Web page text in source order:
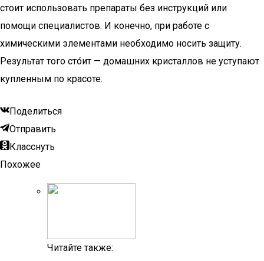
стоит использовать препараты без инструкций или
помощи специалистов. И конечно, при работе с
химическими элементами необходимо носить защиту.
Результат того сто́ит — домашних кристаллов не уступают
купленным по красоте.
Поделиться
Отправить
Класснуть
Похожее
Читайте также: